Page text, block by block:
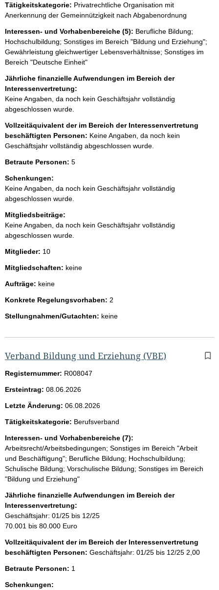
e
r
Tätigkeitskategorie: Privatrechtliche Organisation mit
Anerkennung der Gemeinnützigkeit nach Abgabenordnung
Interessen- und Vorhabenbereiche (5): Berufliche Bildung;
Hochschulbildung; Sonstiges im Bereich "Bildung und Erziehung";
Gewährleistung gleichwertiger Lebensverhältnisse; Sonstiges im
Bereich "Deutsche Einheit"
Jährliche finanzielle Aufwendungen im Bereich der
Interessenvertretung:
Keine Angaben, da noch kein Geschäftsjahr vollständig
abgeschlossen wurde.
Vollzeitäquivalent der im Bereich der Interessenvertretung
beschäftigten Personen: Keine Angaben, da noch kein
Geschäftsjahr vollständig abgeschlossen wurde.
Betraute Personen: 5
Schenkungen:
Keine Angaben, da noch kein Geschäftsjahr vollständig
abgeschlossen wurde.
Mitgliedsbeiträge:
Keine Angaben, da noch kein Geschäftsjahr vollständig
abgeschlossen wurde.
Mitglieder: 10
Mitgliedschaften: keine
Aufträge: keine
Konkrete Regelungsvorhaben: 2
Stellungnahmen/Gutachten: keine
Verband Bildung und Erziehung (VBE)
Registernummer: R008047
Ersteintrag: 08.06.2026
Letzte Änderung: 06.08.2026
Tätigkeitskategorie: Berufsverband
Interessen- und Vorhabenbereiche (7):
Arbeitsrecht/Arbeitsbedingungen; Sonstiges im Bereich "Arbeit
und Beschäftigung"; Berufliche Bildung; Hochschulbildung;
Schulische Bildung; Vorschulische Bildung; Sonstiges im Bereich
"Bildung und Erziehung"
Jährliche finanzielle Aufwendungen im Bereich der
Interessenvertretung:
Geschäftsjahr: 01/25 bis 12/25
70.001 bis 80.000 Euro
Vollzeitäquivalent der im Bereich der Interessenvertretung
beschäftigten Personen: Geschäftsjahr: 01/25 bis 12/25 2,00
Betraute Personen: 1
Schenkungen: